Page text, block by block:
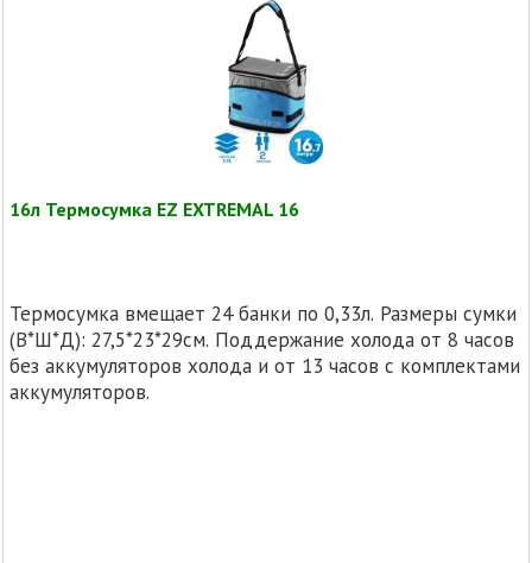
16л Термосумка EZ EXTREMAL 16
Термосумка вмещает 24 банки по 0,33л. Размеры сумки
(В*Ш*Д): 27,5*23*29см. Поддержание холода от 8 часов
без аккумуляторов холода и от 13 часов с комплектами
аккумуляторов.